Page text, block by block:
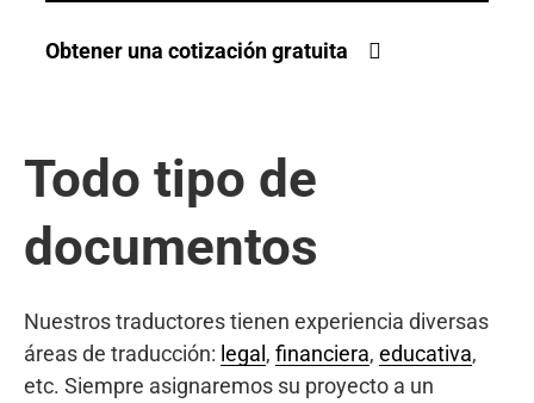
Obtener una cotización gratuita
Todo tipo de
documentos
Nuestros traductores tienen experiencia diversas
áreas de traducción: legal , financiera, educativa,
etc. Siempre asignaremos su proyecto a un